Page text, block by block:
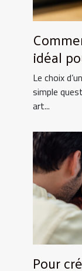
idéal
Le choix
simple
art...
Pour